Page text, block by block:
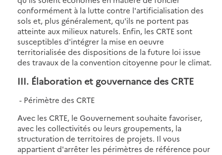
conformément à la lutte contre l'artificialisation des
sols et, plus généralement, qu'ils ne portent pas
atteinte aux milieux naturels. Enfin, les CRTE sont
susceptibles d'intégrer la mise en oeuvre
territorialisée des dispositions de la future loi issue
des travaux de la convention citoyenne pour le climat.
III. Élaboration et gouvernance des CRTE
- Périmètre des CRTE
Avec les CRTE, le Gouvernement souhaite favoriser,
avec les collectivités ou leurs groupements, la
structuration de territoires de projets. Il vous
appartient d'arrêter les périmètres de référence pour